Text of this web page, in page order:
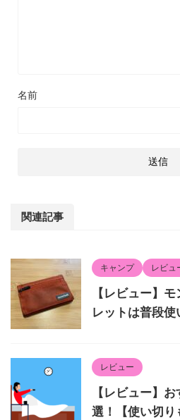
名前
関連記事
キャンプ レビュ
【レビュー】
レットは普段使
レビュー
【レビュー】
選！【使い切り